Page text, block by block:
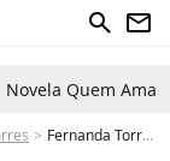
search newsletter
Novela Quem Ama
Fernanda Torres no Globo de Ouro 2025: vencedora, atriz pode levar mimos que chegam a R$ 6 milhões